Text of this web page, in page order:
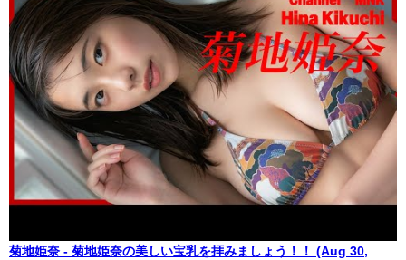
菊地姫奈 - 菊地姫奈の美しい宝乳を拝みましょう！！ (Aug 30,